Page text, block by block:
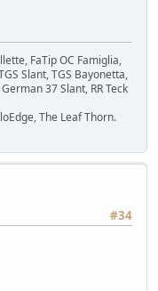
FaTip OC Famiglia,
Slant, TGS Bayonetta,
German 37 Slant, RR Teck
The Leaf Thorn.
#34